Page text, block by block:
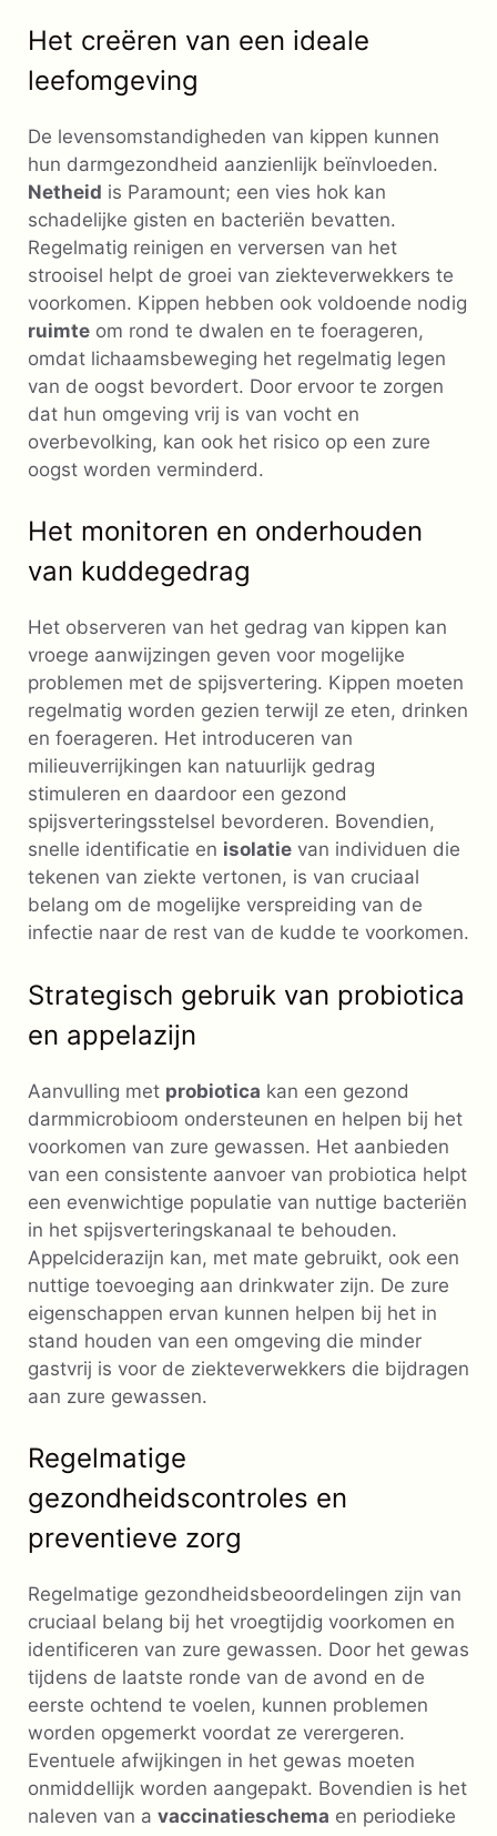
Het creëren van een ideale
leefomgeving
De levensomstandigheden van kippen kunnen
hun darmgezondheid aanzienlijk beïnvloeden.
Netheid is Paramount; een vies hok kan
schadelijke gisten en bacteriën bevatten.
Regelmatig reinigen en verversen van het
strooisel helpt de groei van ziekteverwekkers te
voorkomen. Kippen hebben ook voldoende nodig
ruimte om rond te dwalen en te foerageren,
omdat lichaamsbeweging het regelmatig legen
van de oogst bevordert. Door ervoor te zorgen
dat hun omgeving vrij is van vocht en
overbevolking, kan ook het risico op een zure
oogst worden verminderd.
Het monitoren en onderhouden
van kuddegedrag
Het observeren van het gedrag van kippen kan
vroege aanwijzingen geven voor mogelijke
problemen met de spijsvertering. Kippen moeten
regelmatig worden gezien terwijl ze eten, drinken
en foerageren. Het introduceren van
milieuverrijkingen kan natuurlijk gedrag
stimuleren en daardoor een gezond
spijsverteringsstelsel bevorderen. Bovendien,
snelle identificatie en isolatie van individuen die
tekenen van ziekte vertonen, is van cruciaal
belang om de mogelijke verspreiding van de
infectie naar de rest van de kudde te voorkomen.
Strategisch gebruik van probiotica
en appelazijn
Aanvulling met probiotica kan een gezond
darmmicrobioom ondersteunen en helpen bij het
voorkomen van zure gewassen. Het aanbieden
van een consistente aanvoer van probiotica helpt
een evenwichtige populatie van nuttige bacteriën
in het spijsverteringskanaal te behouden.
Appelciderazijn kan, met mate gebruikt, ook een
nuttige toevoeging aan drinkwater zijn. De zure
eigenschappen ervan kunnen helpen bij het in
stand houden van een omgeving die minder
gastvrij is voor de ziekteverwekkers die bijdragen
aan zure gewassen.
Regelmatige
gezondheidscontroles en
preventieve zorg
Regelmatige gezondheidsbeoordelingen zijn van
cruciaal belang bij het vroegtijdig voorkomen en
identificeren van zure gewassen. Door het gewas
tijdens de laatste ronde van de avond en de
eerste ochtend te voelen, kunnen problemen
worden opgemerkt voordat ze verergeren.
Eventuele afwijkingen in het gewas moeten
onmiddellijk worden aangepakt. Bovendien is het
naleven van a vaccinatieschema en periodieke